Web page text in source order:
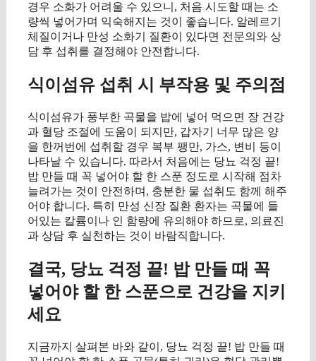
경우 소화가 어려울 수 있으니, 처음 시도할 때는 소
량씩 넣어가며 익숙해지는 것이 좋습니다. 알레르기
체질이거나 만성 소화기 질환이 있다면 전문의와 상
담 후 섭취를 결정해야 안전합니다.
식이섬유 섭취 시 부작용 및 주의점
식이섬유가 풍부한 곡물을 밥에 넣어 먹으면 장 건강
과 혈당 조절에 도움이 되지만, 갑자기 너무 많은 양
을 한꺼번에 섭취할 경우 복부 팽만, 가스, 변비 등이
나타날 수 있습니다. 따라서 처음에는 당뇨 걱정 끝!
밥 만들 때 꼭 넣어야 할 한 스푼 정도로 시작해 점차
늘려가는 것이 안전하며, 충분한 물 섭취도 함께 해주
어야 합니다. 특히 만성 신장 질환 환자는 곡물에 들
어있는 칼륨이나 인 함량에 유의해야 하므로, 의료진
과 상담 후 실천하는 것이 바람직합니다.
결국, 당뇨 걱정 끝! 밥 만들 때 꼭
넣어야 할 한 스푼으로 건강을 지키
세요
지금까지 살펴본 바와 같이, 당뇨 걱정 끝! 밥 만들 때